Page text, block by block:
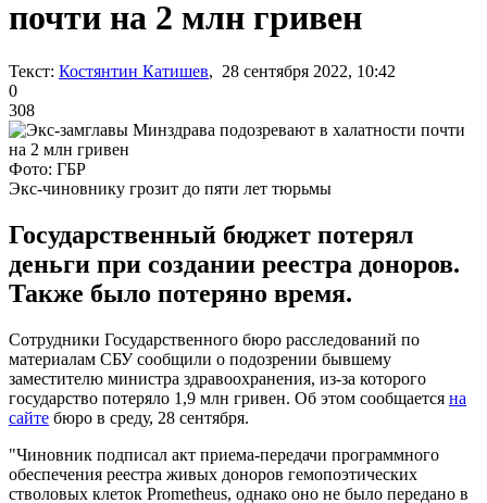
почти на 2 млн гривен
Текст: Костянтин Катишев, 28 сентября 2022, 10:42
0
308
Фото: ГБР
Экс-чиновнику грозит до пяти лет тюрьмы
Государственный бюджет потерял
деньги при создании реестра доноров.
Также было потеряно время.
Сотрудники Государственного бюро расследований по
материалам СБУ сообщили о подозрении бывшему
заместителю министра здравоохранения, из-за которого
государство потеряло 1,9 млн гривен. Об этом сообщается на
сайте бюро в среду, 28 сентября.
"Чиновник подписал акт приема-передачи программного
обеспечения реестра живых доноров гемопоэтических
стволовых клеток Prometheus, однако оно не было передано в